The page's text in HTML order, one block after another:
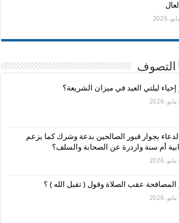
التصوف
ليلتي العيد في ميزان الشريعة؟
بجوار قبور الصالحين بدعة وشرك كما يزعم
أم سنة واردرة عن الصحابة والسلف؟
عقب الصلاة وقول ( تقبل الله ) ؟